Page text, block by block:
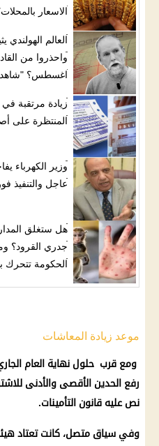
الاسعار
العالم الهولندي
اغسطس؟
زيادة مرتقبة في
المنتظرة على
وزير الكهرباء
عاجل والتنفيذ
هل ستغلق
جدري القرود؟
الحكومة تتحرك
موعد زيادة المعاشات
ومع قرب حلول نهاية العام
رفع الحدين الأقصى والأدنى
نص عليه قانون التأمينات.
وفي سياق متصل، كانت تعتاد